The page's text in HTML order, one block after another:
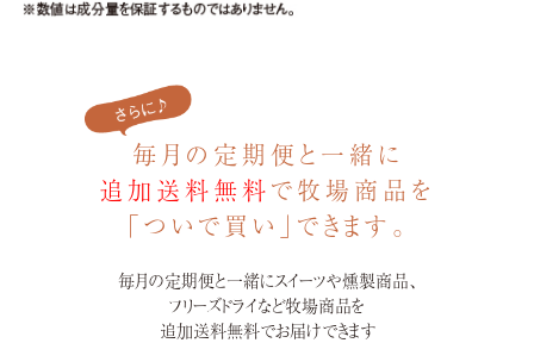
毎月の定期便と一緒に
追加送料無料で牧場商品を
「ついで買い」できます。
毎月の定期便と一緒にスイーツや燻製商品、
フリーズドライなど牧場商品を
追加送料無料でお届けできます